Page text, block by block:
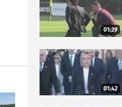
01:29
01:42